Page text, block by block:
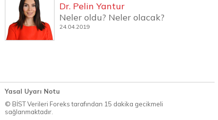
Dr. Pelin Yantur
Neler oldu? Neler olacak?
24.04.2019
Yasal Uyarı Notu
© BİST Verileri Foreks tarafından 15 dakika gecikmeli
sağlanmaktadır.